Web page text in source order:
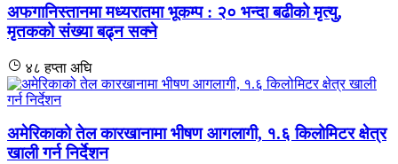
अफगानिस्तानमा मध्यरातमा भूकम्प : २० भन्दा बढीको मृत्यु,
मृतकको संख्या बढ्न सक्ने
४८ हप्ता अघि
अमेरिकाको तेल कारखानामा भीषण आगलागी, १.६ किलोमिटर क्षेत्र
खाली गर्न निर्देशन